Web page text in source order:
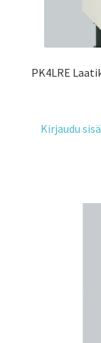
PK4LRE
Kirjaudu